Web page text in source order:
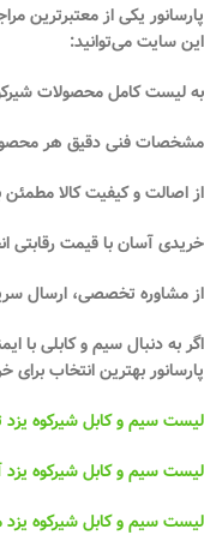
پارسانور یکی از معتبرترین
این سایت می‌توانید:
بهلیست کامل محصولات
مشخصات فنی دقیق هر
ازاصالت و کیفیت کالامطمئن
خریدی آسان باقیمت رقابتی
ازمشاوره تخصصی، ارسال
اگر به دنبال سیم و کابلی با
پارسانور بهترین انتخاب
لیست سیم و کابل شیرکوه یزد
لیست سیم و کابل شیرکوه یزد آذر
لیست سیم و کابل شیرکوه یزد مهر